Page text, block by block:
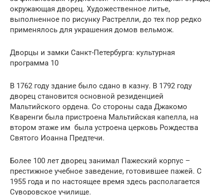
окружающая дворец. Художественное литье,
выполненное по рисунку Растрелли, до тех пор редко
применялось для украшения домов вельмож.
Дворцы и замки Санкт-Петербурга: культурная
программа 10
В 1762 году здание было сдано в казну. В 1792 году
дворец становится основной резиденцией
Мальтийского ордена. Со стороны сада Джакомо
Кваренги была пристроена Мальтийская капелла, на
втором этаже им была устроена церковь Рождества
Святого Иоанна Предтечи.
Более 100 лет дворец занимал Пажеский корпус –
престижное учебное заведение, готовившее пажей. С
1955 года и по настоящее время здесь располагается
Суворовское училище.